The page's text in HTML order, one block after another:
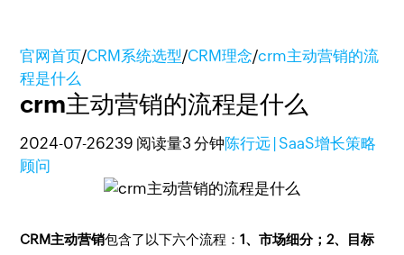
官网首页/CRM系统选型/CRM理念/crm主动营销的流
程是什么
crm主动营销的流程是什么
2024-07-26239 阅读量3 分钟陈行远 | SaaS增长策略
顾问
CRM主动营销包含了以下六个流程：1、市场细分；2、目标